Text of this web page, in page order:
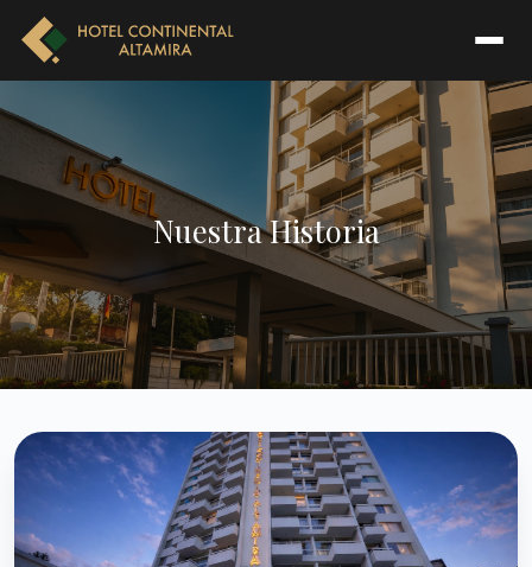
Nuestra Historia